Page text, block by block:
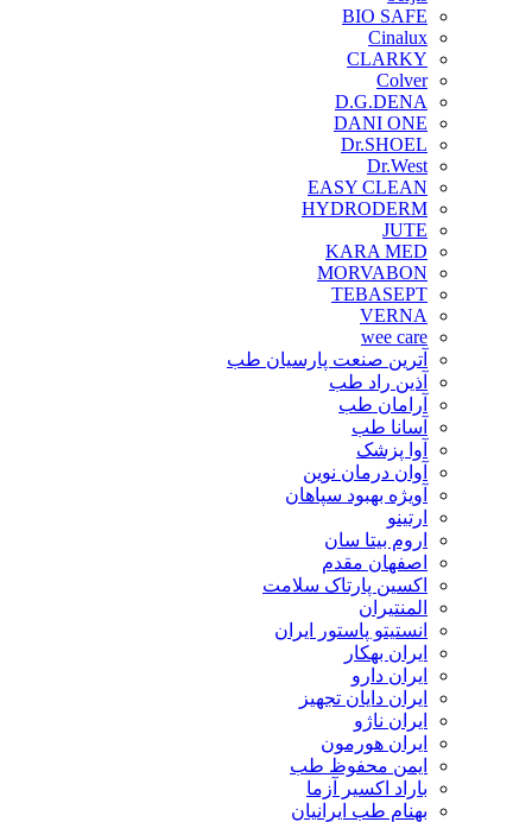
BIO SAFE
Cinalux
CLARKY
Colver
D.G.DENA
DANI ONE
Dr.SHOEL
Dr.West
EASY CLEAN
HYDRODERM
JUTE
KARA MED
MORVABON
TEBASEPT
VERNA
wee care
آترین صنعت پارسیان طب
آذین راد طب
آرامان طب
آسانا طب
آوا پزشک
آوان درمان نوین
آویژه بهبود سپاهان
ارتینو
اروم بیتا سان
اصفهان مقدم
اکسین پارتاک سلامت
المنتیران
انستیتو پاستور ایران
ایران بهکار
ایران دارو
ایران دایان تجهیز
ایران ناژو
ایران هورمون
ایمن محفوظ طب
باراد اکسیر آزما
بهنام طب ایرانیان